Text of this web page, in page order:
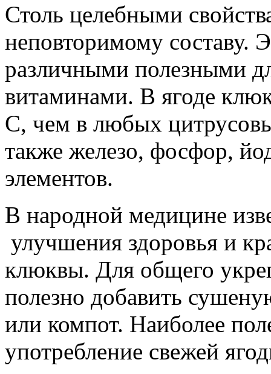
Столь целебными
неповторимому составу.
различными полезными
витаминами. В ягоде
C, чем в любых
также железо, фосфор,
элементов.
В народной медицине
улучшения здоровья и
клюквы. Для общего
полезно добавить
или компот. Наиболее
употребление свежей